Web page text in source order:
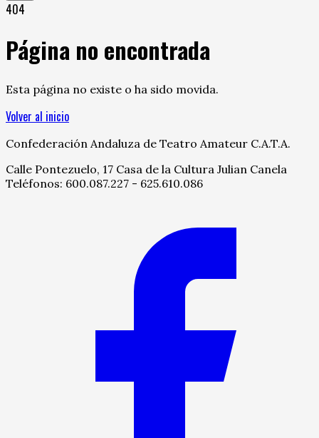
404
Página no encontrada
Esta página no existe o ha sido movida.
Volver al inicio
Confederación Andaluza de Teatro Amateur C.A.T.A.
Calle Pontezuelo, 17 Casa de la Cultura Julian Canela
Teléfonos: 600.087.227 - 625.610.086